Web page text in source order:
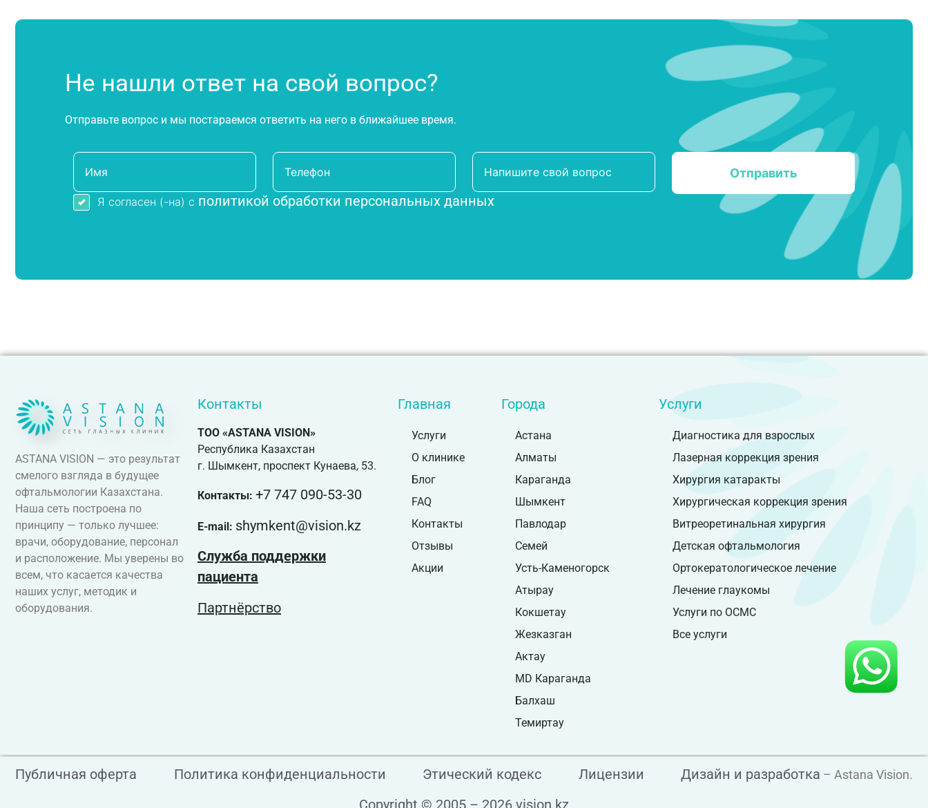
Не нашли ответ на свой вопрос?
Отправьте вопрос и мы постараемся ответить на него в ближайшее время.
Я согласен (-на) с политикой обработки персональных данных
ASTANA VISION — это результат
смелого взгляда в будущее
офтальмологии Казахстана.
Наша сеть построена по
принципу — только лучшее:
врачи, оборудование, персонал
и расположение. Мы уверены во
всем, что касается качества
наших услуг, методик и
оборудования.
Контакты
ТОО «ASTANA VISION»
Республика Казахстан
г. Шымкент, проспект Кунаева, 53.
Контакты: +7 747 090-53-30
E-mail: shymkent@vision.kz
Служба поддержки
пациента
Партнёрство
Главная
Услуги
О клинике
Блог
FAQ
Контакты
Отзывы
Акции
Города
Астана
Алматы
Караганда
Шымкент
Павлодар
Семей
Усть-Каменогорск
Атырау
Кокшетау
Жезказган
Актау
MD Караганда
Балхаш
Темиртау
Услуги
Диагностика для взрослых
Лазерная коррекция зрения
Хирургия катаракты
Хирургическая коррекция зрения
Витреоретинальная хирургия
Детская офтальмология
Ортокератологическое лечение
Лечение глаукомы
Услуги по ОСМС
Все услуги
Публичная оферта Политика конфиденциальности Этический кодекс Лицензии Дизайн и разработка – Astana Vision.